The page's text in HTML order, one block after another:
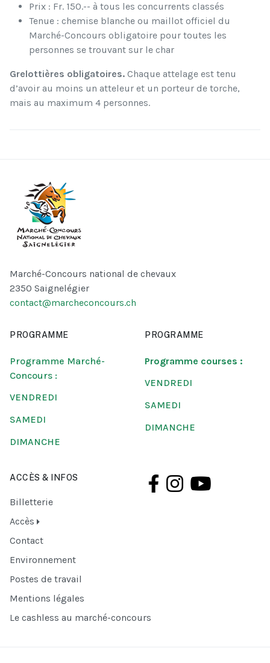
Prix : Fr. 150.-- à tous les concurrents classés
Tenue : chemise blanche ou maillot officiel du
Marché-Concours obligatoire pour toutes les
personnes se trouvant sur le char
Grelottières obligatoires. Chaque attelage est tenu
d’avoir au moins un atteleur et un porteur de torche,
mais au maximum 4 personnes.
Marché-Concours national de chevaux
2350 Saignelégier
contact@marcheconcours.ch
PROGRAMME
Programme Marché-
Concours :
VENDREDI
SAMEDI
DIMANCHE
PROGRAMME
Programme courses :
VENDREDI
SAMEDI
DIMANCHE
ACCÈS & INFOS
Billetterie
Accès
Contact
Environnement
Postes de travail
Mentions légales
Le cashless au marché-concours